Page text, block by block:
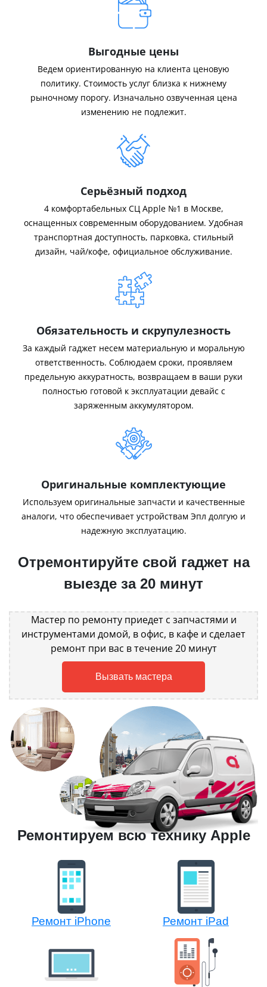
Выгодные цены
Ведем ориентированную на клиента ценовую
политику. Стоимость услуг близка к нижнему
рыночному порогу. Изначально озвученная цена
изменению не подлежит.
Серьёзный подход
4 комфортабельных СЦ Apple №1 в Москве,
оснащенных современным оборудованием. Удобная
транспортная доступность, парковка, стильный
дизайн, чай/кофе, официальное обслуживание.
Обязательность и скрупулезность
За каждый гаджет несем материальную и моральную
ответственность. Соблюдаем сроки, проявляем
предельную аккуратность, возвращаем в ваши руки
полностью готовой к эксплуатации девайс с
заряженным аккумулятором.
Оригинальные комплектующие
Используем оригинальные запчасти и качественные
аналоги, что обеспечивает устройствам Эпл долгую и
надежную эксплуатацию.
Отремонтируйте свой гаджет на
выезде за 20 минут
Мастер по ремонту приедет с запчастями и
инструментами домой, в офис, в кафе и сделает
ремонт при вас в течение 20 минут
Вызвать мастера
Ремонтируем всю технику Apple
Ремонт iPhone Ремонт iPad